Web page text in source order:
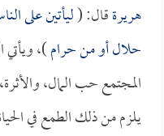
هريرةقال: (ليأتين على
حلال أو من حرام)،
المجتمع حب المال،
يلزم من ذلك الطمع في